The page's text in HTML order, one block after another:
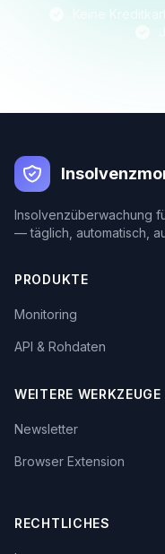
Insolvenzüberwachung
— täglich, automatisch,
PRODUKTE
Monitoring
API & Rohdaten
WEITERE WERKZEUGE
Newsletter
Browser Extension
RECHTLICHES